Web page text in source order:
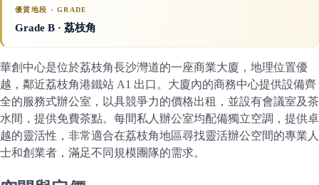
優質地段 · GRADE
Grade B · 荔枝角
華創中心是位於荔枝角長沙灣道的一座商業大廈，地理位置優
越，鄰近荔枝角港鐵站 A1 出口。大廈內的商務中心提供設備齊
全的服務式辦公室，以具競爭力的價格出租，並設有會議室及茶
水間，提供免費茶點。每間私人辦公室均配備獨立空調，提供卓
越的靈活性，非常適合在荔枝角地區尋找靈活辦公空間的專業人
士和創業者，滿足不同規模團隊的需求。